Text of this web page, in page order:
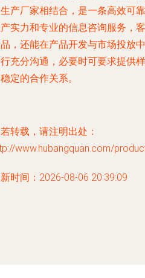
产厂家相结合，是一条高效可
实力和专业的信息咨询服务，
，还能在产品开发与市场投放
充分沟通，必要时可要求提供
定的合作关系。
转载，请注明出处：
www.hubangquan.com/
时间：2026-08-06 20:39:09